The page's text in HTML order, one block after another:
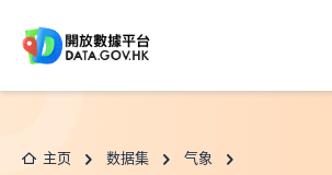
主页 数据集 气象